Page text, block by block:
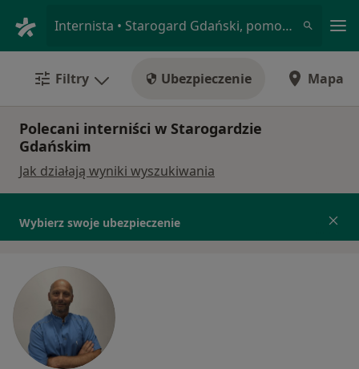
Internista • Starogard Gdański, pomorskie
Filtry Ubezpieczenie Mapa
Polecani interniści w Starogardzie
Gdańskim
Jak działają wyniki wyszukiwania
Wybierz swoje ubezpieczenie